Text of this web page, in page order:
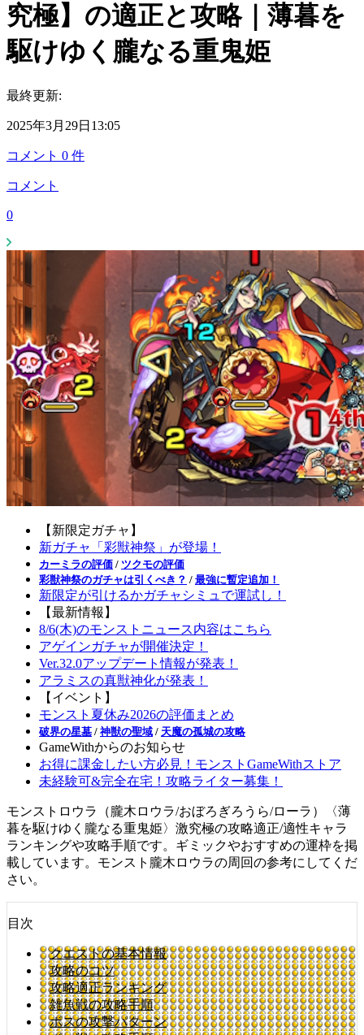
究極】の適正と攻略｜薄暮を
駆けゆく朧なる重鬼姫
最終更新:
2025年3月29日13:05
コメント 0 件
コメント
0
【新限定ガチャ】
新ガチャ「彩獣神祭」が登場！
カーミラの評価 / ツクモの評価
彩獣神祭のガチャは引くべき？ / 最強に暫定追加！
新限定が引けるかガチャシミュで運試し！
【最新情報】
8/6(木)のモンストニュース内容はこちら
アゲインガチャが開催決定！
Ver.32.0アップデート情報が発表！
アラミスの真獣神化が発表！
【イベント】
モンスト夏休み2026の評価まとめ
破界の星墓 / 神獣の聖域 / 天魔の孤城の攻略
GameWithからのお知らせ
お得に課金したい方必見！モンストGameWithストア
未経験可&完全在宅！攻略ライター募集！
モンストロウラ（朧木ロウラ/おぼろぎろうら/ローラ）〈薄
暮を駆けゆく朧なる重鬼姫〉激究極の攻略適正/適性キャラ
ランキングや攻略手順です。ギミックやおすすめの運枠を掲
載しています。モンスト朧木ロウラの周回の参考にしてくだ
さい。
目次
クエストの基本情報
攻略のコツ
攻略適正ランキング
雑魚戦の攻略手順
ボスの攻撃パターン